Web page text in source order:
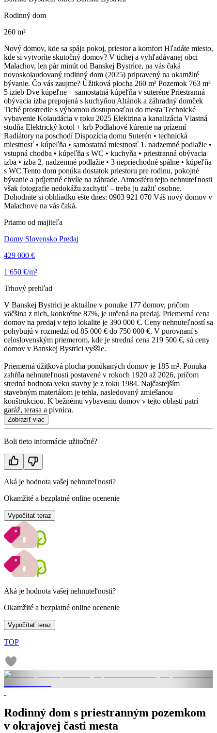
Rodinný dom
260 m²
Nový domov, kde sa spája pokoj, priestor a komfort Hľadáte miesto,
kde si vytvoríte skutočný domov? V tichej a vyhľadávanej obci
Malachov, len pár minút od Banskej Bystrice, na vás čaká
novoskolaudovaný rodinný dom (2025) pripravený na okamžité
bývanie. Čo vás zaujme? Úžitková plocha 260 m² Pozemok 763 m²
5 izieb Dve kúpeľne + samostatná kúpeľňa v suteréne Priestranná
obývacia izba prepojená s kuchyňou Altánok a záhradný domček
Tiché prostredie s výbornou dostupnosťou do mesta Technické
vybavenie Kolaudácia v roku 2025 Elektrina a kanalizácia Vlastná
studňa Elektrický kotol + krb Podlahové kúrenie na prízemí
Radiátory na poschodí Dispozícia domu Suterén • technická
miestnosť • kúpeľňa • samostatná miestnosť 1. nadzemné podlažie •
vstupná chodba • kúpeľňa s WC • kuchyňa • priestranná obývacia
izba • izba 2. nadzemné podlažie • 3 nepriechodné spálne • kúpeľňa
s WC Tento dom ponúka dostatok priestoru pre rodinu, pokojné
bývanie a príjemné chvíle na záhrade. Atmosféru tejto nehnuteľnosti
však fotografie nedokážu zachytiť – treba ju zažiť osobne.
Dohodnite si obhliadku ešte dnes: 0903 921 070 Váš nový domov v
Malachove na vás čaká.
Priamo od majiteľa
Domy Slovensko Predaj
429 000 €
1 650 €/m²
Trhový prehľad
V Banskej Bystrici je aktuálne v ponuke 177 domov, pričom
väčšina z nich, konkrétne 87%, je určená na predaj. Priemerná cena
domov na predaj v tejto lokalite je 390 000 €. Ceny nehnuteľností sa
pohybujú v rozmedzí od 85 000 € do 750 000 €. V porovnaní s
celoslovenským priemerom, kde je stredná cena 219 500 €, sú ceny
domov v Banskej Bystrici vyššie.
Priemerná úžitková plocha ponúkaných domov je 185 m². Ponuka
zahŕňa nehnuteľnosti postavené v rokoch 1920 až 2026, pričom
stredná hodnota veku stavby je z roku 1984. Najčastejším
stavebným materiálom je tehla, nasledovaný zmiešanou
konštrukciou. K bežnému vybaveniu domov v tejto oblasti patrí
garáž, terasa a pivnica.
Zobraziť viac
Boli tieto informácie užitočné?
Aká je hodnota vašej nehnuteľnosti?
Okamžité a bezplatné online ocenenie
Vypočítať teraz
Aká je hodnota vašej nehnuteľnosti?
Okamžité a bezplatné online ocenenie
Vypočítať teraz
TOP
Rodinný dom s priestranným pozemkom
v okrajovej časti mesta